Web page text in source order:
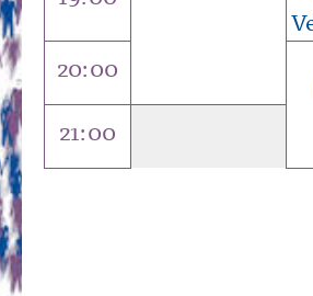
20:00
21:00